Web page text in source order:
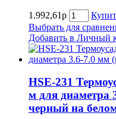
1.992,61р
Выбрать для
Добавить в Личный
HSE-231
м для диаметра
черный на